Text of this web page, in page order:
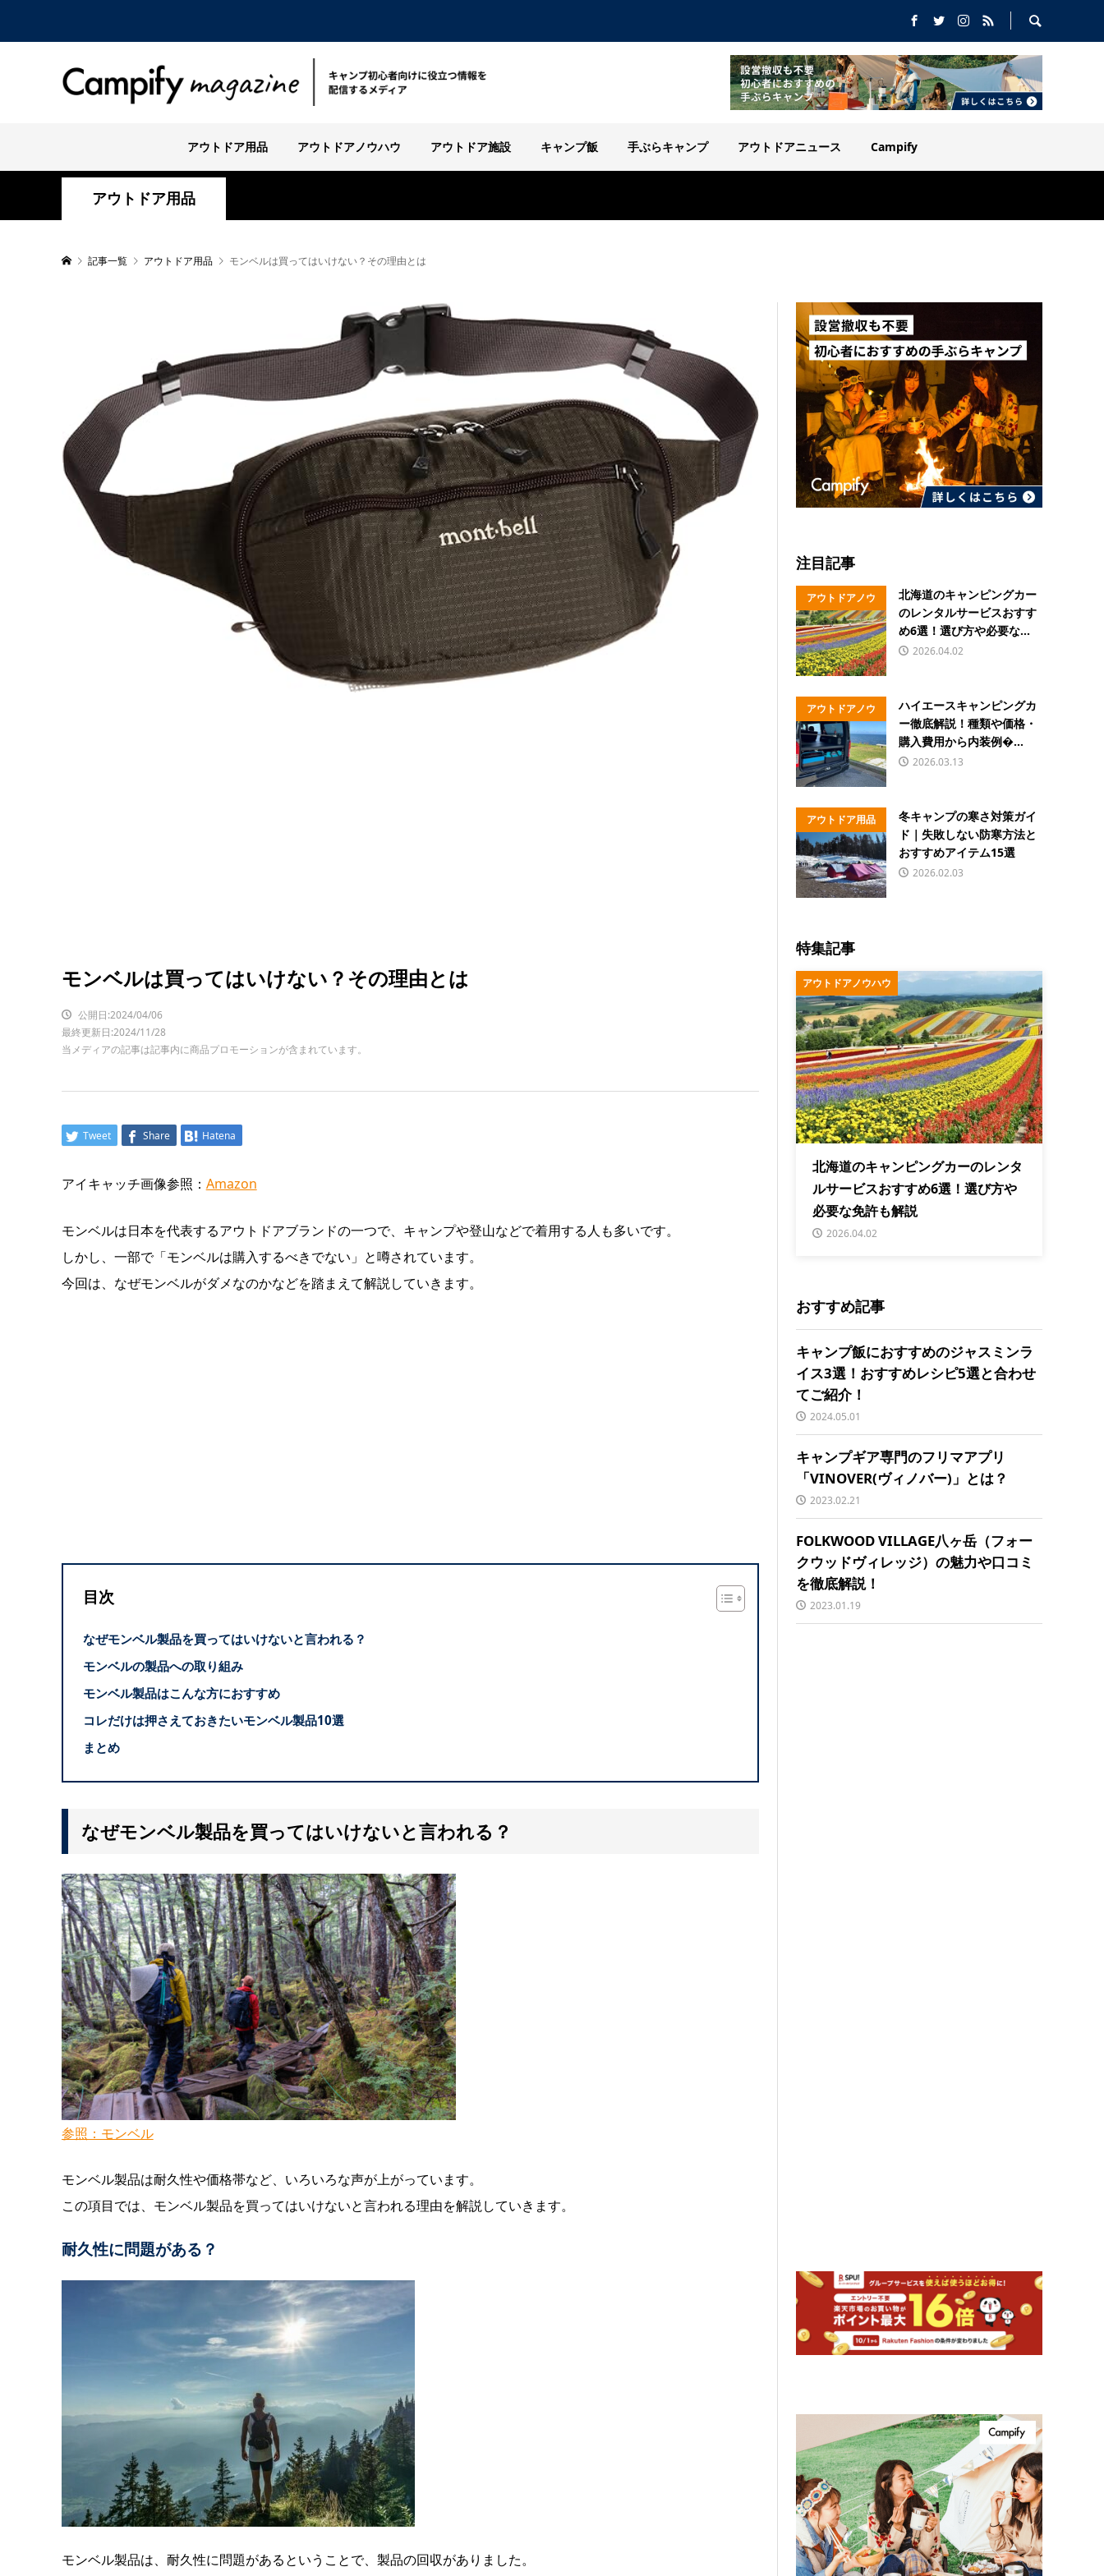
アウトドア用品 アウトドアノウハウ アウトドア施設 キャンプ飯 手ぶらキャンプ アウトドアニュース Campify
アウトドア用品
記事一覧 アウトドア用品 モンベルは買ってはいけない？その理由とは
モンベルは買ってはいけない？その理由とは
公開日:2024/04/06
最終更新日:2024/11/28
当メディアの記事は記事内に商品プロモーションが含まれています。
Tweet Share Hatena
アイキャッチ画像参照： Amazon
モンベルは日本を代表するアウトドアブランドの一つで、キャンプや登山などで着用する人も多いです。
しかし、一部で「モンベルは購入するべきでない」と噂されています。
今回は、なぜモンベルがダメなのかなどを踏まえて解説していきます。
目次
なぜモンベル製品を買ってはいけないと言われる？
モンベルの製品への取り組み
モンベル製品はこんな方におすすめ
コレだけは押さえておきたいモンベル製品10選
まとめ
なぜモンベル製品を買ってはいけないと言われる？
参照：モンベル
モンベル製品は耐久性や価格帯など、いろいろな声が上がっています。
この項目では、モンベル製品を買ってはいけないと言われる理由を解説していきます。
耐久性に問題がある？
モンベル製品は、耐久性に問題があるということで、製品の回収がありました。
注目記事
アウトドアノウ
ハウ
北海道のキャンピングカー
のレンタルサービスおすす
め6選！選び方や必要な...
2026.04.02
アウトドアノウ
ハウ
ハイエースキャンピングカ
ー徹底解説！種類や価格・
購入費用から内装例�...
2026.03.13
アウトドア用品
冬キャンプの寒さ対策ガイ
ド｜失敗しない防寒方法と
おすすめアイテム15選
2026.02.03
特集記事
アウトドアノウハウ
北海道のキャンピングカーのレンタ
ルサービスおすすめ6選！選び方や
必要な免許も解説
2026.04.02
おすすめ記事
キャンプ飯におすすめのジャスミンラ
イス3選！おすすめレシピ5選と合わせ
てご紹介！
2024.05.01
キャンプギア専門のフリマアプリ
「VINOVER(ヴィノバー)」とは？
2023.02.21
FOLKWOOD VILLAGE八ヶ岳（フォー
クウッドヴィレッジ）の魅力や口コミ
を徹底解説！
2023.01.19